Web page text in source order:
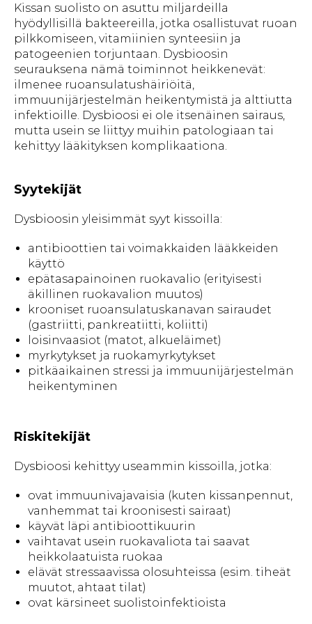
Kissan suolisto on asuttu miljardeilla
hyödyllisillä bakteereilla, jotka osallistuvat ruoan
pilkkomiseen, vitamiinien synteesiin ja
patogeenien torjuntaan. Dysbioosin
seurauksena nämä toiminnot heikkenevät:
ilmenee ruoansulatushäiriöitä,
immuunijärjestelmän heikentymistä ja alttiutta
infektioille. Dysbioosi ei ole itsenäinen sairaus,
mutta usein se liittyy muihin patologiaan tai
kehittyy lääkityksen komplikaationa.
Syytekijät
Dysbioosin yleisimmät syyt kissoilla:
antibioottien tai voimakkaiden lääkkeiden
käyttö
epätasapainoinen ruokavalio (erityisesti
äkillinen ruokavalion muutos)
krooniset ruoansulatuskanavan sairaudet
(gastriitti, pankreatiitti, koliitti)
loisinvaasiot (matot, alkueläimet)
myrkytykset ja ruokamyrkytykset
pitkäaikainen stressi ja immuunijärjestelmän
heikentyminen
Riskitekijät
Dysbioosi kehittyy useammin kissoilla, jotka:
ovat immuunivajavaisia (kuten kissanpennut,
vanhemmat tai kroonisesti sairaat)
käyvät läpi antibioottikuurin
vaihtavat usein ruokavaliota tai saavat
heikkolaatuista ruokaa
elävät stressaavissa olosuhteissa (esim. tiheät
muutot, ahtaat tilat)
ovat kärsineet suolistoinfektioista